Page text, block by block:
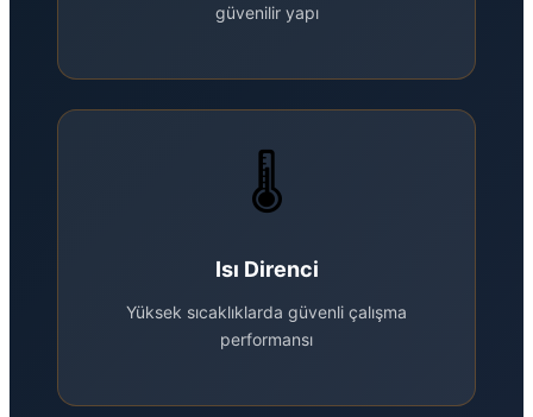
güvenilir yapı
🌡️
Isı Direnci
Yüksek sıcaklıklarda güvenli çalışma
performansı